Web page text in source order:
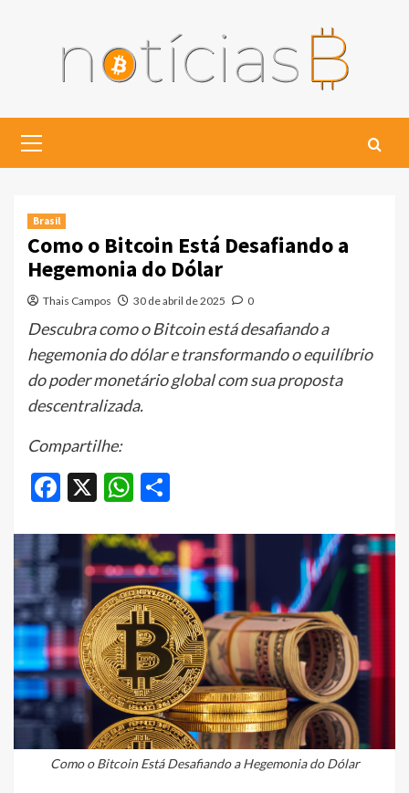
Menu
Brasil
Como o Bitcoin Está Desafiando a
Hegemonia do Dólar
Thais Campos 30 de abril de 2025 0
Descubra como o Bitcoin está desafiando a
hegemonia do dólar e transformando o equilíbrio
do poder monetário global com sua proposta
descentralizada.
Compartilhe:
Facebook
X WhatsApp
Como o Bitcoin Está Desafiando a Hegemonia do Dólar